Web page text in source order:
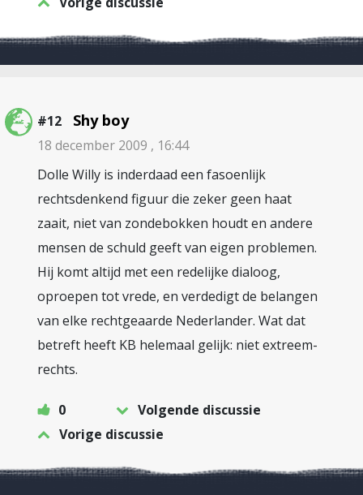
#12 Shy boy
18 december 2009 , 16:44
Dolle Willy is inderdaad een fasoenlijk
rechtsdenkend figuur die zeker geen haat
zaait, niet van zondebokken houdt en andere
mensen de schuld geeft van eigen problemen.
Hij komt altijd met een redelijke dialoog,
oproepen tot vrede, en verdedigt de belangen
van elke rechtgeaarde Nederlander. Wat dat
betreft heeft KB helemaal gelijk: niet extreem-
rechts.
0
Volgende discussie
Vorige discussie